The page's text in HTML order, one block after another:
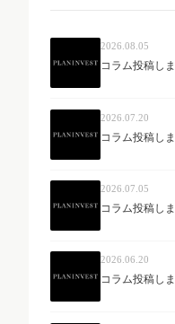
2026.08.05
コラム投稿し
2026.07.20
コラム投稿し
2026.07.05
コラム投稿し
2026.06.20
コラム投稿し